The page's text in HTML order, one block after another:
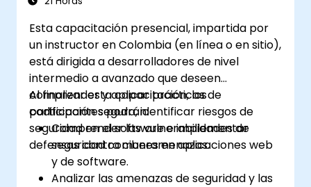
Esta capacitación presencial, impartida por
un instructor en Colombia (en línea o en sitio),
está dirigida a desarrolladores de nivel
intermedio a avanzado que deseen
comprender y aplicar prácticas de
codificación segura, identificar riesgos de
seguridad en el software e implementar
defensas contra ciberamenazas.
Al finalizar esta capacitación, los
participantes podrán:
Comprender las vulnerabilidades de
seguridad comunes en aplicaciones web
y de software.
Analizar las amenazas de seguridad y las